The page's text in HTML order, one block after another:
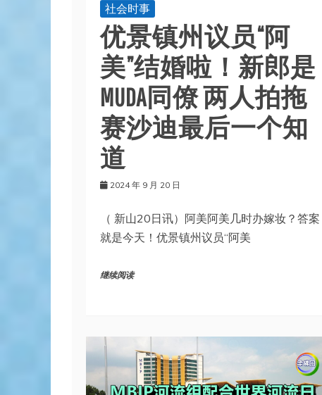
社会时事
优景镇州议员“阿
美”结婚啦！新郎是
MUDA同僚 两人拍拖
赛沙迪最后一个知
道
2024 年 9 月 20 日
（ 新山20日讯）阿美阿美几时办嫁妆？答案
就是今天！优景镇州议员“阿美
继续阅读